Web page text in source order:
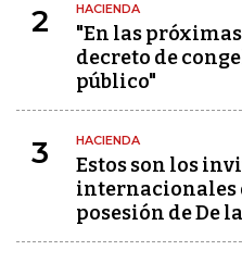
2 HACIENDA
"En las
decreto de
público"
3 HACIENDA
Estos son los
internacionales
posesión de De